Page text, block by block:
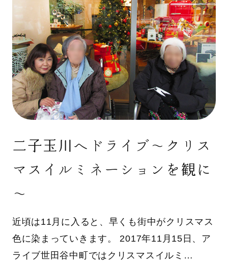
二子玉川へドライブ～クリス
マスイルミネーションを観に
～
近頃は11月に入ると、早くも街中がクリスマス
色に染まっていきます。 2017年11月15日、ア
ライブ世田谷中町ではクリスマスイルミ…